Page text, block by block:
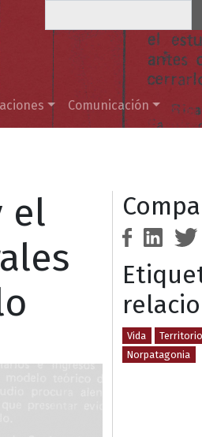
Comunicación
el
Vida
Territorio
Norpatagonia